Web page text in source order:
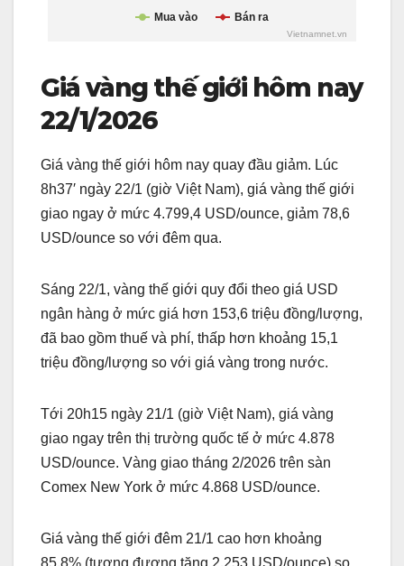
Giá vàng thế giới hôm nay
22/1/2026
Giá vàng thế giới hôm nay quay đầu giảm. Lúc
8h37′ ngày 22/1 (giờ Việt Nam), giá vàng thế giới
giao ngay ở mức 4.799,4 USD/ounce, giảm 78,6
USD/ounce so với đêm qua.
Sáng 22/1, vàng thế giới quy đổi theo giá USD
ngân hàng ở mức giá hơn 153,6 triệu đồng/lượng,
đã bao gồm thuế và phí, thấp hơn khoảng 15,1
triệu đồng/lượng so với giá vàng trong nước.
Tới 20h15 ngày 21/1 (giờ Việt Nam), giá vàng
giao ngay trên thị trường quốc tế ở mức 4.878
USD/ounce. Vàng giao tháng 2/2026 trên sàn
Comex New York ở mức 4.868 USD/ounce.
Giá vàng thế giới đêm 21/1 cao hơn khoảng
85,8% (tương đương tăng 2.253 USD/ounce) so